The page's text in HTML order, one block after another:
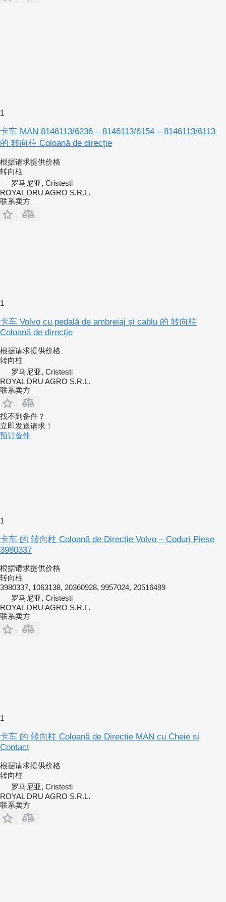
1
卡车 MAN 8146113/6236 – 8146113/6154 – 8146113/6113
的 转向柱 Coloană de direcție
根据请求提供价格
转向柱
罗马尼亚, Cristesti
ROYAL DRU AGRO S.R.L.
联系卖方
1
卡车 Volvo cu pedală de ambreiaj și cablu 的 转向柱
Coloană de direcție
根据请求提供价格
转向柱
罗马尼亚, Cristesti
ROYAL DRU AGRO S.R.L.
联系卖方
找不到备件？
立即发送请求！
预订备件
1
卡车 的 转向柱 Coloană de Direcție Volvo – Coduri Piese
3980337
根据请求提供价格
转向柱
3980337, 1063138, 20360928, 9957024, 20516499
罗马尼亚, Cristesti
ROYAL DRU AGRO S.R.L.
联系卖方
1
卡车 的 转向柱 Coloană de Direcție MAN cu Cheie și
Contact
根据请求提供价格
转向柱
罗马尼亚, Cristesti
ROYAL DRU AGRO S.R.L.
联系卖方